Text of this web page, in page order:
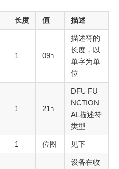
长度 值 描述
1 09h
描述符的
长度，以
单字为单
位
1 21h
DFU FU
NCTION
AL描述符
类型
1 位图 见下
设备在收